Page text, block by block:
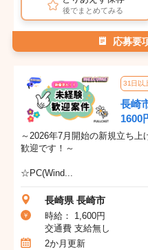
後でまとめてみる
応募要
31日以
長崎
1600
～2026年7月開始の新規立ち
歓迎です！～
☆PC(Wind...
長崎県 長崎市
時給： 1,600円
交通費 支給無し
2か月更新